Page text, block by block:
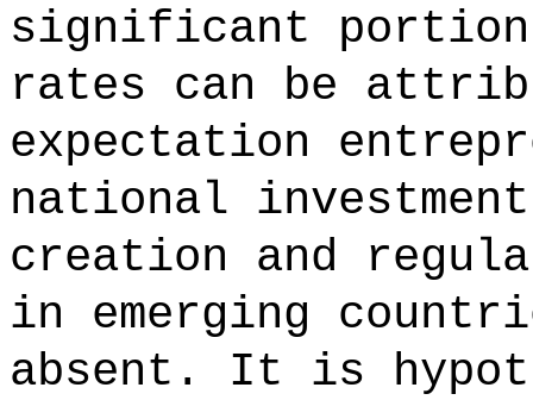
significant portion
rates can be
expectation
national
creation and
in emerging
absent. It is